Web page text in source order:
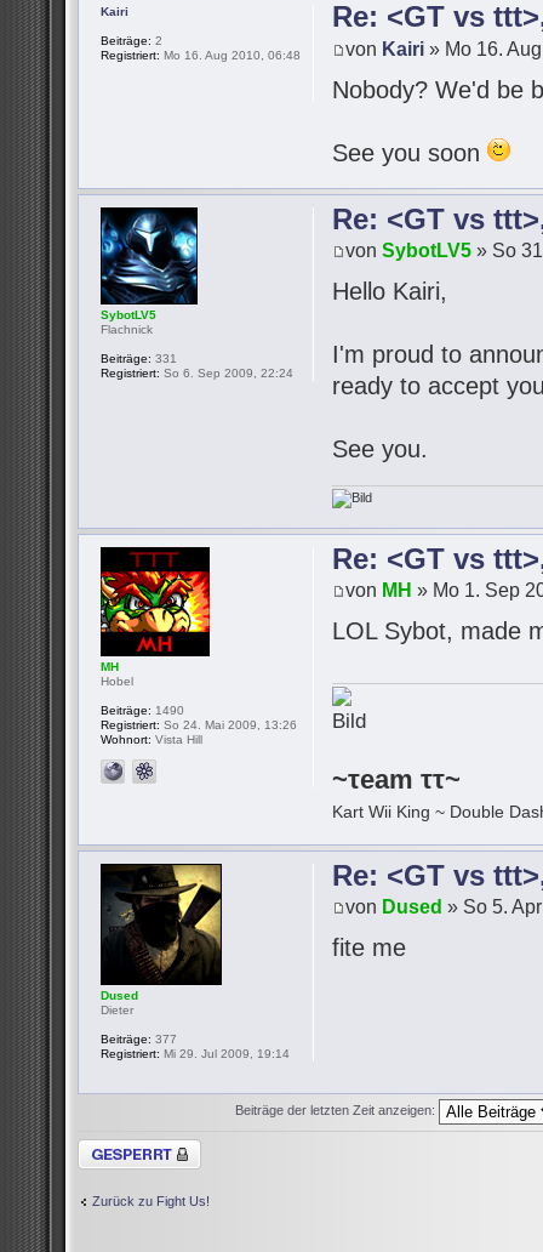
Re: <GT vs
von Kairi » Mo 16.
Nobody? We'd be
See you soon
Kairi
Beiträge: 2
Registriert: Mo 16. Aug 2010, 06:48
Re: <GT vs
vonSybotLV5 » So
Hello Kairi,
I'm proud to
ready to accept
See you.
SybotLV5
Flachnick
Beiträge: 331
Registriert: So 6. Sep 2009, 22:24
Re: <GT vs
von MH » Mo 1. Sep
LOL Sybot, made
~τeam ττ~
Kart Wii King ~ Double
MH
Hobel
Beiträge: 1490
Registriert: So 24. Mai 2009, 13:26
Wohnort: Vista Hill
Re: <GT vs
von Dused » So 5.
fite me
Dused
Dieter
Beiträge: 377
Registriert: Mi 29. Jul 2009, 19:14
Beiträge der letzten Zeit anzeigen:
Thema gesperrt
Zurück zu Fight Us!